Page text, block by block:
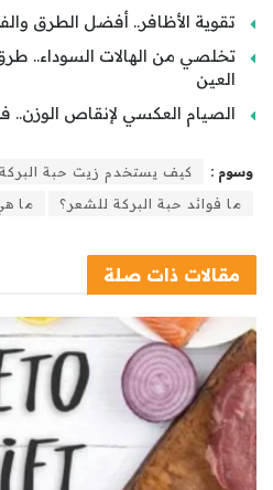
تقوية الأظافر.. أفضل الطرق
تخلصي من الهالات السوداء..
العين
الصيام العكسي لإنقاص الوزن..
وسوم :
كيف يستخدم زيت حبة
ما فوائد حبة البركة للشعر؟
ما
مقالات ذات صلة